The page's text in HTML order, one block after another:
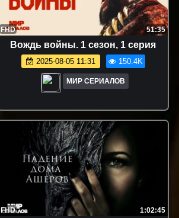
FHD 51:35
Вождь войны. 1 сезон, 1 серия
2025-08-05 11:31 150.4K
МИР СЕРИАЛОВ
FHD 1:02:45